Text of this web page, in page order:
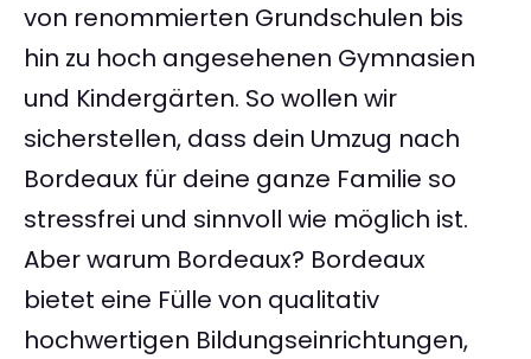
von renommierten Grundschulen bis
hin zu hoch angesehenen Gymnasien
und Kindergärten. So wollen wir
sicherstellen, dass dein Umzug nach
Bordeaux für deine ganze Familie so
stressfrei und sinnvoll wie möglich ist.
Aber warum Bordeaux? Bordeaux
bietet eine Fülle von qualitativ
hochwertigen Bildungseinrichtungen,